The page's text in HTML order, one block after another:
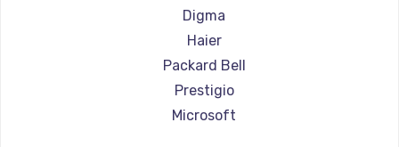
Ремонт ноутбуков ZTE
Ремонт ноутбуков Hiper
Ремонт ноутбуков Evga
Ремонт ноутбуков Google
Ремонт ноутбуков Echips
Digma
Haier
Packard Bell
Prestigio
Microsoft